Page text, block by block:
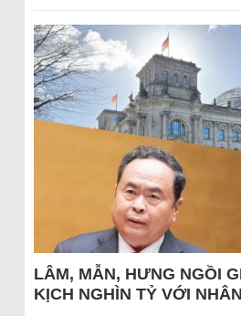
LÂM, MẪN, HƯNG NGỒI
KỊCH NGHÌN TỶ VỚI